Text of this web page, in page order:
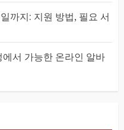
까지: 지원 방법, 필요 서
서 가능한 온라인 알바